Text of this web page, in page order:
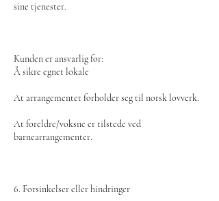
sine tjenester.
Kunden er ansvarlig for:
Å sikre egnet lokale
At arrangementet forholder seg til norsk lovverk.
At foreldre/voksne er tilstede ved
barnearrangementer.
6. Forsinkelser eller hindringer